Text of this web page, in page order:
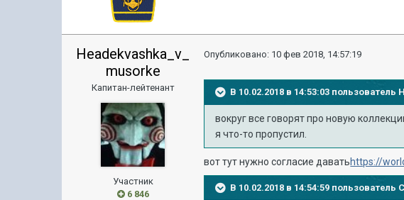
Headekvashka_v_
musorke
Капитан-лейтенант
Участник
6 846
Опубликовано: 10 фев 2018, 14:57:19
В 10.02.2018 в 14:53:03 пользователь
вокруг все говорят про новую
я что-то пропустил.
вот тут нужно согласие даватьhttps://
В 10.02.2018 в 14:54:59 пользователь